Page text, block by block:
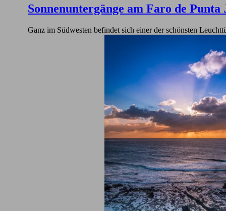
Sonnenuntergänge am Faro de Punta
Ganz im Südwesten befindet sich einer der schönsten